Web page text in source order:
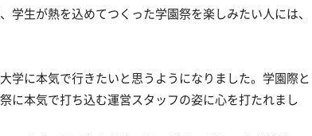
学生が熱を込めてつくった学園祭を楽しみたい人には、
学に本気で行きたいと思うようになりました。学園際と
に本気で打ち込む運営スタッフの姿に心を打たれまし